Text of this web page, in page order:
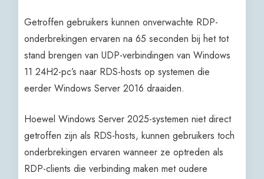
Getroffen gebruikers kunnen onverwachte RDP-
onderbrekingen ervaren na 65 seconden bij het tot
stand brengen van UDP-verbindingen van Windows
11 24H2-pc’s naar RDS-hosts op systemen die
eerder Windows Server 2016 draaiden.
Hoewel Windows Server 2025-systemen niet direct
getroffen zijn als RDS-hosts, kunnen gebruikers toch
onderbrekingen ervaren wanneer ze optreden als
RDP-clients die verbinding maken met oudere